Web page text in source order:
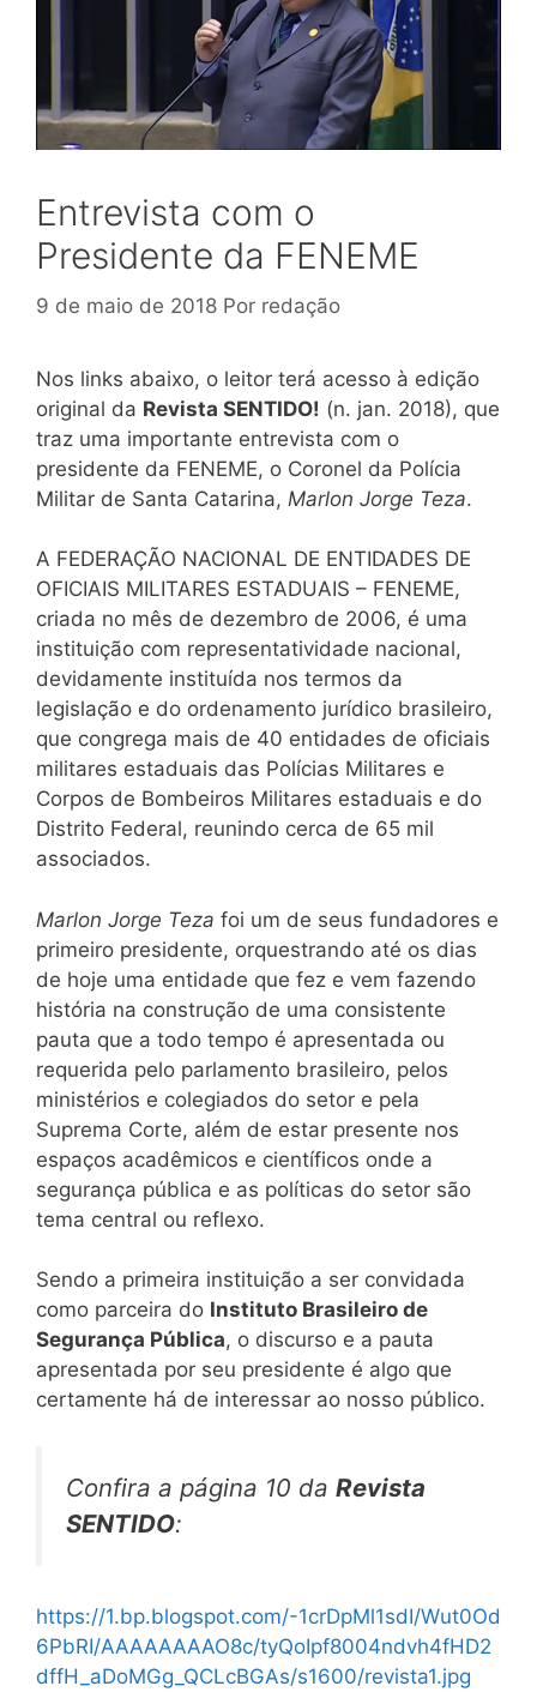
Entrevista com o
Presidente da FENEME
9 de maio de 2018 Por redação
Nos links abaixo, o leitor terá acesso à edição
original da Revista SENTIDO! (n. jan. 2018), que
traz uma importante entrevista com o
presidente da FENEME, o Coronel da Polícia
Militar de Santa Catarina, Marlon Jorge Teza.
A FEDERAÇÃO NACIONAL DE ENTIDADES DE
OFICIAIS MILITARES ESTADUAIS – FENEME,
criada no mês de dezembro de 2006, é uma
instituição com representatividade nacional,
devidamente instituída nos termos da
legislação e do ordenamento jurídico brasileiro,
que congrega mais de 40 entidades de oficiais
militares estaduais das Polícias Militares e
Corpos de Bombeiros Militares estaduais e do
Distrito Federal, reunindo cerca de 65 mil
associados.
Marlon Jorge Teza foi um de seus fundadores e
primeiro presidente, orquestrando até os dias
de hoje uma entidade que fez e vem fazendo
história na construção de uma consistente
pauta que a todo tempo é apresentada ou
requerida pelo parlamento brasileiro, pelos
ministérios e colegiados do setor e pela
Suprema Corte, além de estar presente nos
espaços acadêmicos e científicos onde a
segurança pública e as políticas do setor são
tema central ou reflexo.
Sendo a primeira instituição a ser convidada
como parceira do Instituto Brasileiro de
Segurança Pública, o discurso e a pauta
apresentada por seu presidente é algo que
certamente há de interessar ao nosso público.
Confira a página 10 da Revista
SENTIDO:
https://1.bp.blogspot.com/-1crDpMl1sdI/Wut0Od
6PbRI/AAAAAAAAO8c/tyQoIpf8004ndvh4fHD2
dffH_aDoMGg_QCLcBGAs/s1600/revista1.jpg